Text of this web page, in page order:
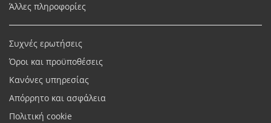
Άλλες πληροφορίες
Συχνές ερωτήσεις
Όροι και προϋποθέσεις
Κανόνες υπηρεσίας
Απόρρητο και ασφάλεια
Πολιτική cookie